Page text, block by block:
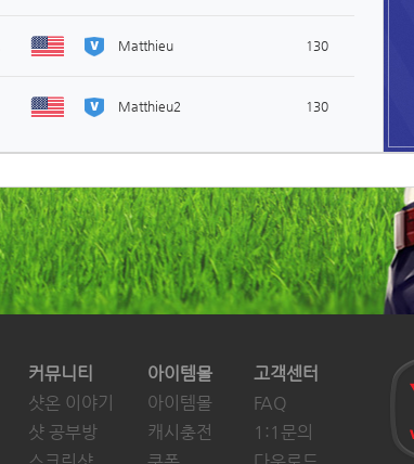
Matthieu 130
Matthieu2 130
커뮤니티
샷온 이야기
샷 공부방
아이템몰
아이템몰
캐시충전
고객센터
FAQ
1:1문의